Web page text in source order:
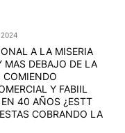
2024
A LA MISERIA
MAS DEBAJO DE LA
COMIENDO
Y FABIIL
40 AÑOS ¿ESTT
COBRANDO LA